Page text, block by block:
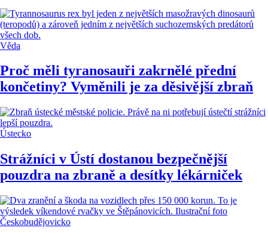
Věda
Proč měli tyranosauři zakrnělé přední
končetiny? Vyměnili je za děsivější zbraň
Ústecko
Strážníci v Ústí dostanou bezpečnější
pouzdra na zbraně a desítky lékárniček
Českobudějovicko